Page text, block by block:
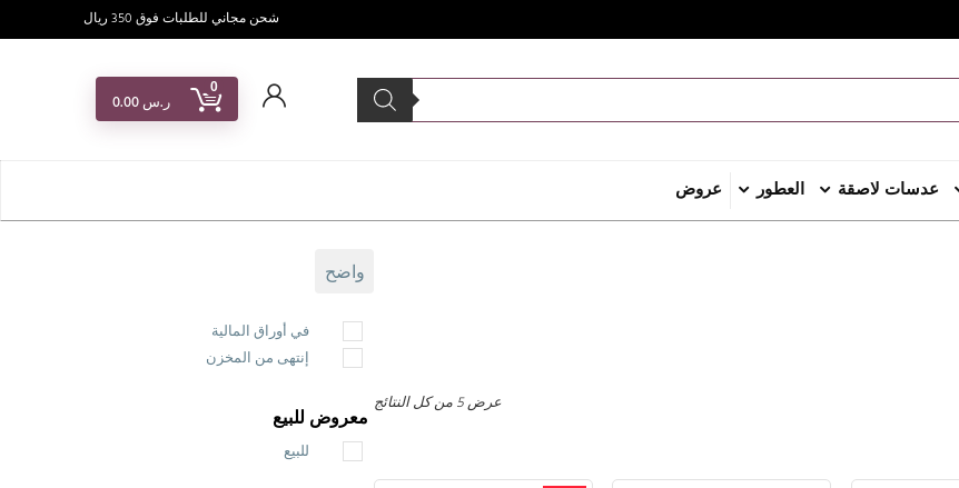
شحن مجاني للطلبات فوق 350 ريال
0
ر.س0.00
عدسات لاصقة العطور عروض
واضح
في أوراق المالية
إنتهى من المخزن
معروض للبيع
للبيع
عرض ⁦5⁩ من كل النتائج